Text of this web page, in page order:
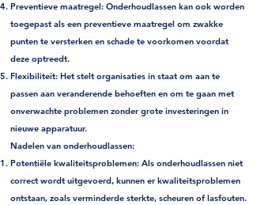
Preventieve maatregel: Onderhoudlassen kan ook worden
toegepast als een preventieve maatregel om zwakke
punten te versterken en schade te voorkomen voordat
deze optreedt.
Flexibiliteit: Het stelt organisaties in staat om aan te
passen aan veranderende behoeften en om te gaan met
onverwachte problemen zonder grote investeringen in
nieuwe apparatuur.
Nadelen van onderhoudlassen:
Potentiële kwaliteitsproblemen: Als onderhoudlassen niet
correct wordt uitgevoerd, kunnen er kwaliteitsproblemen
ontstaan, zoals verminderde sterkte, scheuren of lasfouten.